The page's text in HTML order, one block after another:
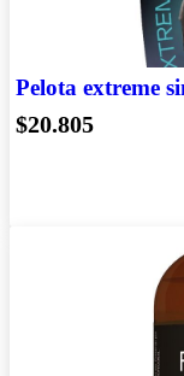
Pelota extreme
$20.805